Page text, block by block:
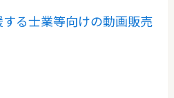
る士業等向けの動画販売